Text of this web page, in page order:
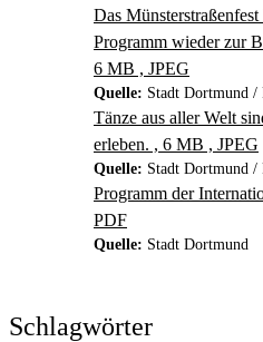
Das
Programm wieder zur
6 MB , JPEG
Quelle: Stadt Dortmund /
Tänze aus aller Welt
erleben. , 6 MB , JPEG
Quelle: Stadt Dortmund /
Programm der
PDF
Quelle: Stadt Dortmund
Schlagwörter